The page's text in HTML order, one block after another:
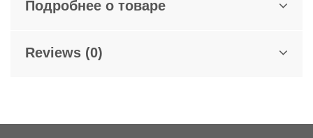
Подробнее о товаре
Reviews (0)